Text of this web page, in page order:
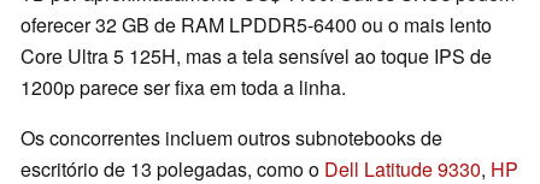
oferecer 32 GB de RAM LPDDR5-6400 ou o mais lento
Core Ultra 5 125H, mas a tela sensível ao toque IPS de
1200p parece ser fixa em toda a linha.
Os concorrentes incluem outros subnotebooks de
escritório de 13 polegadas, como o Dell Latitude 9330, HP